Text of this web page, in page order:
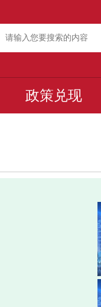
政策兑现